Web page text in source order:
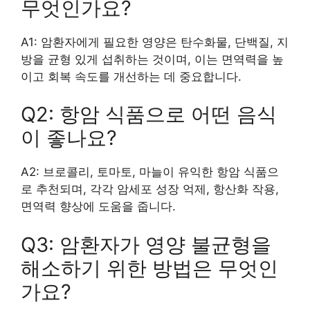
무엇인가요?
A1: 암환자에게 필요한 영양은 탄수화물, 단백질, 지
방을 균형 있게 섭취하는 것이며, 이는 면역력을 높
이고 회복 속도를 개선하는 데 중요합니다.
Q2: 항암 식품으로 어떤 음식
이 좋나요?
A2: 브로콜리, 토마토, 마늘이 유익한 항암 식품으
로 추천되며, 각각 암세포 성장 억제, 항산화 작용,
면역력 향상에 도움을 줍니다.
Q3: 암환자가 영양 불균형을
해소하기 위한 방법은 무엇인
가요?